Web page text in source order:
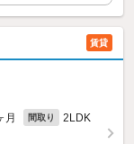
賃貸
月 間取り 2LDK